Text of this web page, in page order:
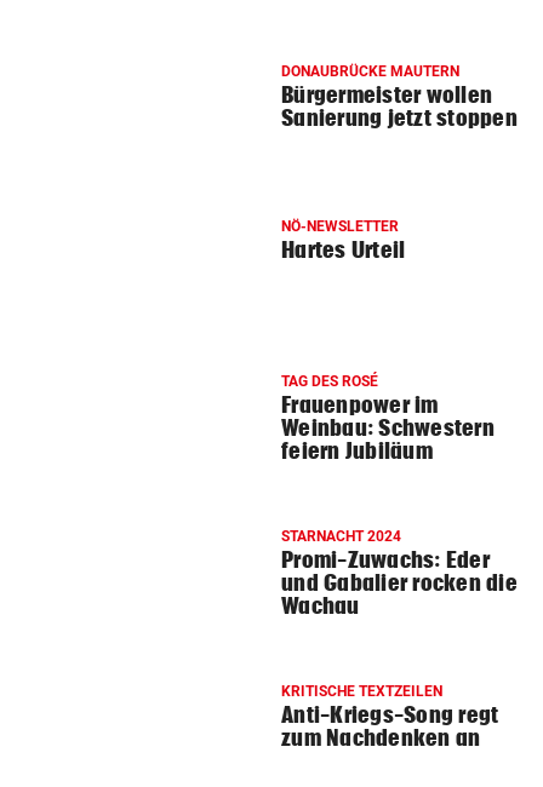
DONAUBRÜCKE MAUTERN
Bürgermeister wollen
Sanierung jetzt stoppen
NÖ-NEWSLETTER
Hartes Urteil
TAG DES ROSÉ
Frauenpower im
Weinbau: Schwestern
feiern Jubiläum
STARNACHT 2024
Promi-Zuwachs: Eder
und Gabalier rocken die
Wachau
KRITISCHE TEXTZEILEN
Anti-Kriegs-Song regt
zum Nachdenken an